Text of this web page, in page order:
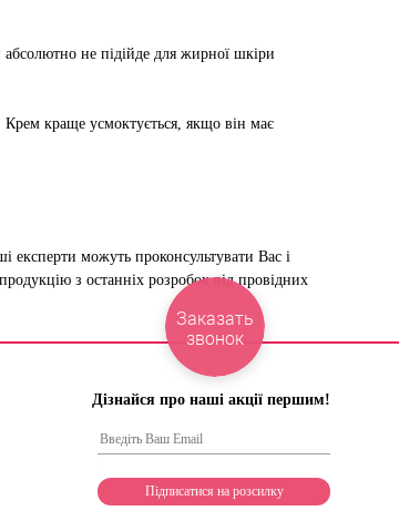
не підійде для жирної шкіри
Крем краще усмоктується, якщо він має
експерти можуть проконсультувати Вас і
з останніх розробок від провідних
Дізнайся про наші акції першим!
Заказать
звонок